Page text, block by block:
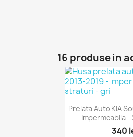
16 produse in
Prelata Auto KIA
Impermeabila
340